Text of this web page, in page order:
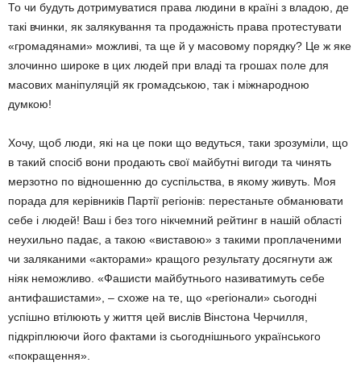
То чи будуть дотримуватися права людини в країні з владою, де
такі вчинки, як залякування та продажність права протестувати
«громадянами» можливі, та ще й у масовому порядку? Це ж яке
злочинно широке в цих людей при владі та грошах поле для
масових маніпуляцій як громадською, так і міжнародною
думкою!
Хочу, щоб люди, які на це поки що ведуться, таки зрозуміли, що
в такий спосіб вони продають свої майбутні вигоди та чинять
мерзотно по відношенню до суспільства, в якому живуть. Моя
порада для керівників Партії регіонів: перестаньте обманювати
себе і людей! Ваш і без того нікчемний рейтинг в нашій області
неухильно падає, а такою «виставою» з такими проплаченими
чи заляканими «акторами» кращого результату досягнути аж
ніяк неможливо. «Фашисти майбутнього називатимуть себе
антифашистами», – схоже на те, що «регіонали» сьогодні
успішно втілюють у життя цей вислів Вінстона Черчилля,
підкріплюючи його фактами із сьогоднішнього українського
«покращення».